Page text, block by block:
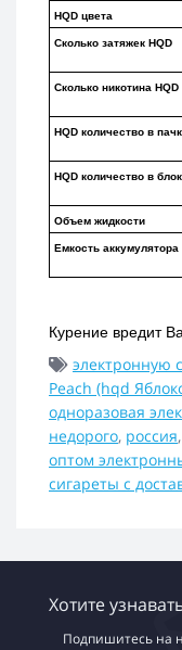
HQD цвета
Сколько затяжек HQD
Сколько никотина HQD
HQD количество в
HQD количество в
Объем жидкости
Емкость аккумулятора
Курение вредит
электронную
Peach (hqd
одноразовая
недорого, россия,
оптом
сигареты с
Хотите
Подпишитесь на